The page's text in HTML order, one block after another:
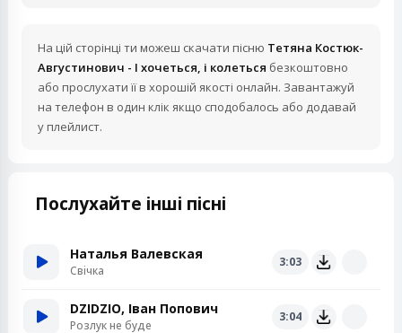
На цій сторінці ти можеш скачати пісню Тетяна Костюк-
Августинович - І хочеться, і колеться безкоштовно
або прослухати її в хорошій якості онлайн. Завантажуй
на телефон в один клік якщо сподобалось або додавай
у плейлист.
Послухайте інші пісні
Наталья Валевская
Свiчка
3:03
DZIDZIO, Іван Попович
Розлук не буде
3:04